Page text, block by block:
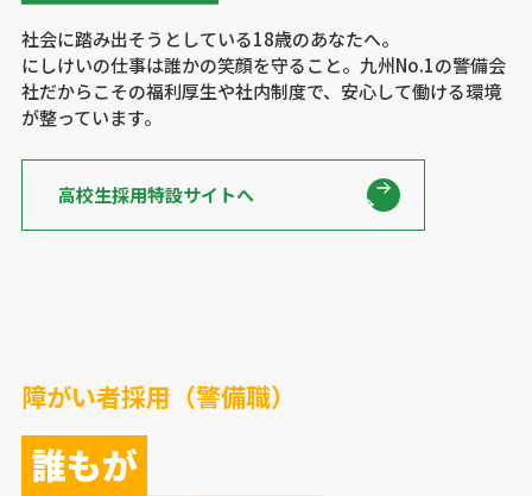
社会に踏み出そうとしている18歳のあなたへ。
にしけいの仕事は誰かの笑顔を守ること。九州No.1の警備会
社だからこその福利厚生や社内制度で、安心して働ける環境
が整っています。
高校生採用特設サイトへ
障がい者採用（警備職）
誰もが